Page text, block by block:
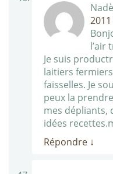
l’air
Je suis
laitiers
faisselles. Je
peux la
mes dépliants,
idées
Répondre ↓